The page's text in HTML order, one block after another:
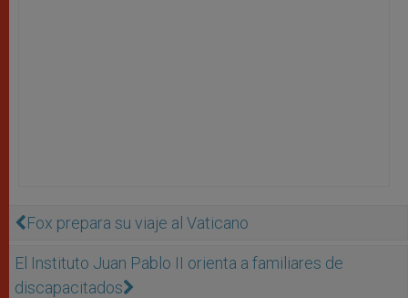
Fox prepara su viaje al Vaticano
El Instituto Juan Pablo II orienta a familiares de
discapacitados